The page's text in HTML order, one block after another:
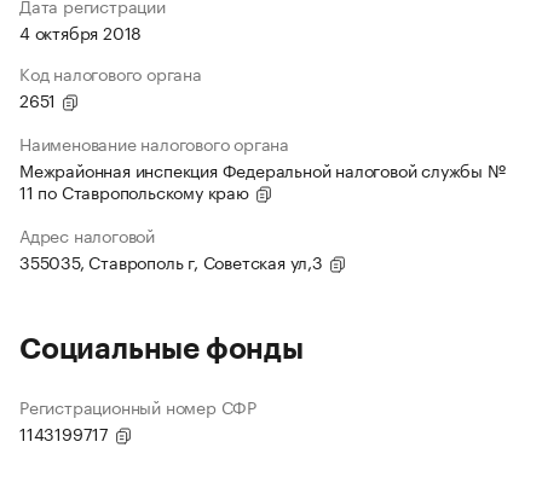
Дата регистрации
4 октября 2018
Код налогового органа
2651
Наименование налогового органа
Межрайонная инспекция Федеральной налоговой службы №
11 по Ставропольскому краю
Адрес налоговой
355035, Ставрополь г, Советская ул,3
Социальные фонды
Регистрационный номер СФР
1143199717